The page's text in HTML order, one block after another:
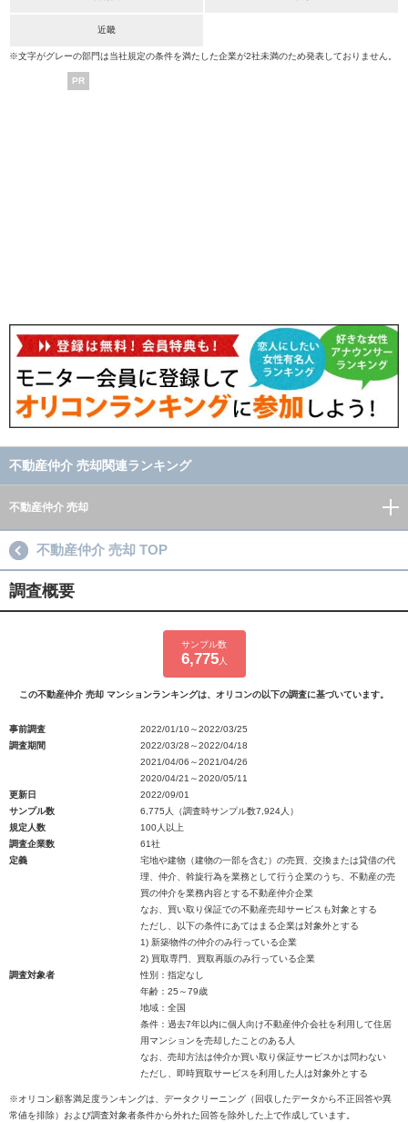
近畿
※文字がグレーの部門は当社規定の条件を満たした企業が2社未満のため発表しておりません。
PR
不動産仲介 売却関連ランキング
不動産仲介 売却
不動産仲介 売却 TOP
調査概要
サンプル数
6,775人
この不動産仲介 売却 マンションランキングは、オリコンの以下の調査に基づいています。
事前調査
2022/01/10～2022/03/25
調査期間
2022/03/28～2022/04/18
2021/04/06～2021/04/26
2020/04/21～2020/05/11
更新日
2022/09/01
サンプル数
6,775人（調査時サンプル数7,924人）
規定人数
100人以上
調査企業数
61社
定義
宅地や建物（建物の一部を含む）の売買、交換または貸借の代
理、仲介、斡旋行為を業務として行う企業のうち、不動産の売
買の仲介を業務内容とする不動産仲介企業
なお、買い取り保証での不動産売却サービスも対象とする
ただし、以下の条件にあてはまる企業は対象外とする
1) 新築物件の仲介のみ行っている企業
2) 買取専門、買取再販のみ行っている企業
調査対象者
性別：指定なし
年齢：25～79歳
地域：全国
条件：過去7年以内に個人向け不動産仲介会社を利用して住居
用マンションを売却したことのある人
なお、売却方法は仲介か買い取り保証サービスかは問わない
ただし、即時買取サービスを利用した人は対象外とする
※オリコン顧客満足度ランキングは、データクリーニング（回収したデータから不正回答や異
常値を排除）および調査対象者条件から外れた回答を除外した上で作成しています。